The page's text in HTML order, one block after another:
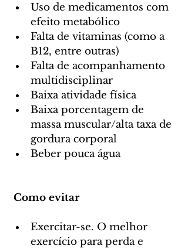
Uso de medicamentos com
efeito metabólico
Falta de vitaminas (como a
B12, entre outras)
Falta de acompanhamento
multidisciplinar
Baixa atividade física
Baixa porcentagem de
massa muscular/alta taxa de
gordura corporal
Beber pouca água
Como evitar
Exercitar-se. O melhor
exercício para perda e